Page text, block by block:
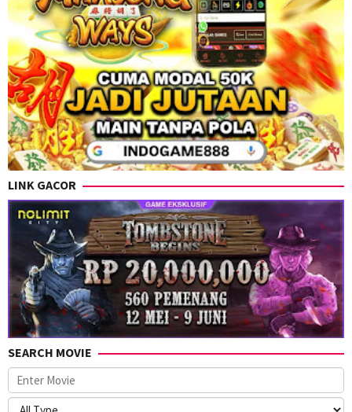
LINK GACOR
SEARCH MOVIE